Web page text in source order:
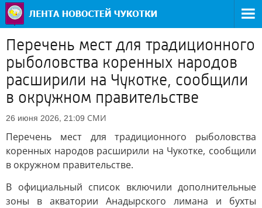
Перечень мест для традиционного
рыболовства коренных народов
расширили на Чукотке, сообщили
в окружном правительстве
26 июня 2026, 21:09 СМИ
Перечень мест для традиционного рыболовства
коренных народов расширили на Чукотке, сообщили
в окружном правительстве.
В официальный список включили дополнительные
зоны в акватории Анадырского лимана и бухты